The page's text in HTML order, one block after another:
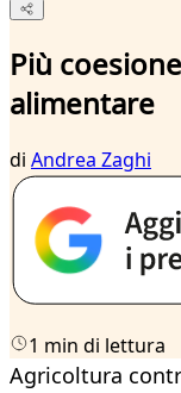
Più
alimentare
di Andrea Zaghi
1 min di lettura
Agricoltura